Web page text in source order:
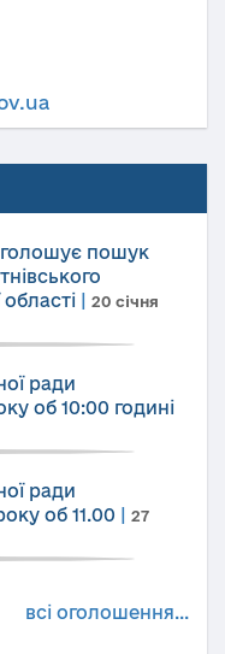
пошук
20 січня
ради
об 10:00 годині
ради
об 11.00
27
всі оголошення...